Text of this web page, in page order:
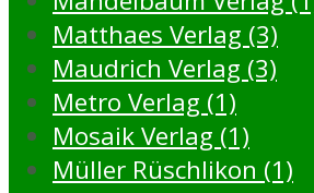
Matthaes Verlag (3)
Maudrich Verlag (3)
Metro Verlag (1)
Mosaik Verlag (1)
Müller Rüschlikon (1)